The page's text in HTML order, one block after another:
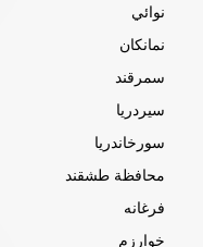
نوائي
نمانكان
سمرقند
سيردريا
سورخاندريا
محافظة طشقند
فرغانه
خوارزم